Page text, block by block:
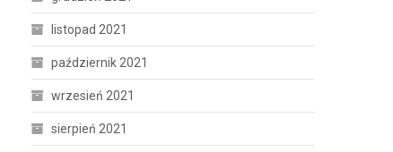
listopad 2021
październik 2021
wrzesień 2021
sierpień 2021